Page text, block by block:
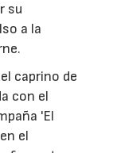
su
a la
caprino de
con el
'El
el